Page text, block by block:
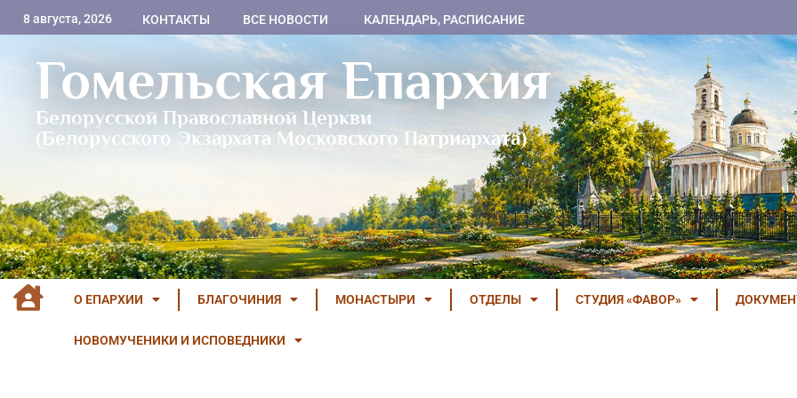
8 августа, 2026 КОНТАКТЫ ВСЕ НОВОСТИ КАЛЕНДАРЬ, РАСПИСАНИЕ
Гомельская Епархия
Белорусской Православной Церкви
(Белорусского Экзархата Московского Патриархата)
О ЕПАРХИИ БЛАГОЧИНИЯ МОНАСТЫРИ ОТДЕЛЫ СТУДИЯ «ФАВОР»
НОВОМУЧЕНИКИ И ИСПОВЕДНИКИ